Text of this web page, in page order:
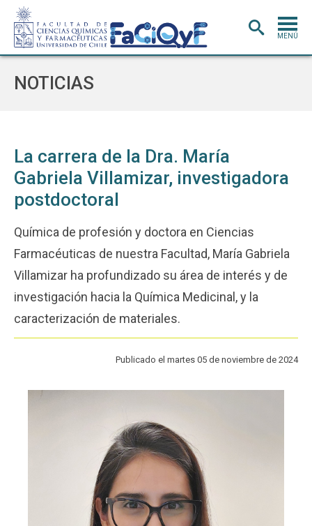
MENÚ
POSTGRADO
INVESTIGACIÓNE INNOVACIÓN
EXTENSIÓN
BIBLIOTECA
DEPARTAMENTOS
FACULTAD
Funcionarios Egresados
NOTICIAS
La carrera de la Dra. María
Gabriela Villamizar, investigadora
postdoctoral
Química de profesión y doctora en Ciencias
Farmacéuticas de nuestra Facultad, María Gabriela
Villamizar ha profundizado su área de interés y de
investigación hacia la Química Medicinal, y la
caracterización de materiales.
Publicado el martes 05 de noviembre de 2024